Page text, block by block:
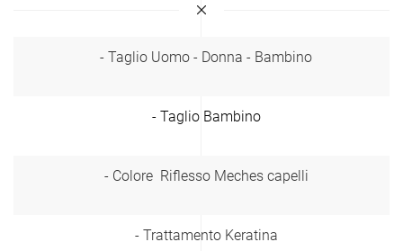
- Taglio Uomo - Donna - Bambino
- Taglio Bambino
- Colore Riflesso Meches capelli
- Trattamento Keratina